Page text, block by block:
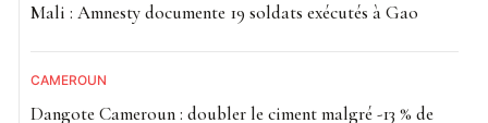
Mali : Amnesty documente 19 soldats exécutés à Gao
CAMEROUN
Dangote Cameroun : doubler le ciment malgré -13 % de